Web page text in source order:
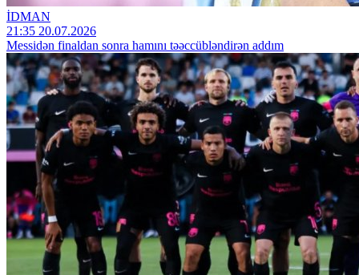
İDMAN
21:35 20.07.2026
Messidən finaldan sonra hamını təəccübləndirən addım